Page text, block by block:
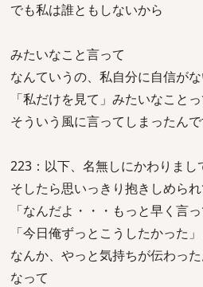
でも私は誰ともしないから
みたいなこと言って
なんていうの、私自分に自信が
「私だけを見て」みたいなこと
そういう風に言ってしまったん
223：以下、名無しにかわりまし
そしたら思いっきり抱きしめら
「なんだよ・・・もっと早く言
「今日俺ずっとこうしたかった
なんか、やっと気持ちが伝わっ
なって